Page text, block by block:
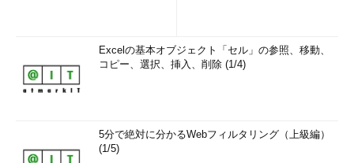
Excelの基本オブジェクト「セル」の参照、移動、
コピー、選択、挿入、削除 (1/4)
5分で絶対に分かるWebフィルタリング（上級編）
(1/5)